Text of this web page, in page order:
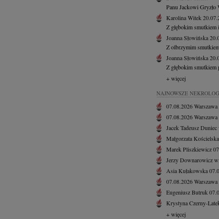
Panu Jackowi
Karolina Witek
Z głębokim
Joanna Słowińska
Z olbrzymim
Joanna Słowińska
Z głębokim smutkiem
+ więcej
NAJNOWSZE
07.08.2026Warszawa
07.08.2026Warszawa
Jacek Tadeusz Duniec
Małgorzata Kościelska
Marek Pliszkiewicz
Jerzy Downarowicz
Asia Kułakowska
07.08.2026Warszawa
Eugeniusz Butruk
Krystyna Czerny-
+ więcej